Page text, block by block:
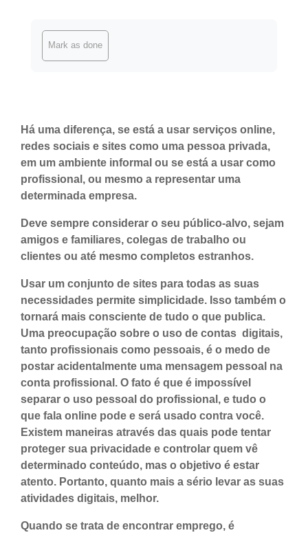
Mark as done
Há uma diferença, se está a usar serviços online,
redes sociais e sites como uma pessoa privada,
em um ambiente informal ou se está a usar como
profissional, ou mesmo a representar uma
determinada empresa.
Deve sempre considerar o seu público-alvo, sejam
amigos e familiares, colegas de trabalho ou
clientes ou até mesmo completos estranhos.
Usar um conjunto de sites para todas as suas
necessidades permite simplicidade. Isso também o
tornará mais consciente de tudo o que publica.
Uma preocupação sobre o uso de contas digitais,
tanto profissionais como pessoais, é o medo de
postar acidentalmente uma mensagem pessoal na
conta profissional. O fato é que é impossível
separar o uso pessoal do profissional, e tudo o
que fala online pode e será usado contra você.
Existem maneiras através das quais pode tentar
proteger sua privacidade e controlar quem vê
determinado conteúdo, mas o objetivo é estar
atento. Portanto, quanto mais a sério levar as suas
atividades digitais, melhor.
Quando se trata de encontrar emprego, é